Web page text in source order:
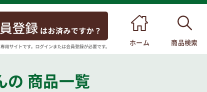
ホーム 商品検索
の 商品一覧